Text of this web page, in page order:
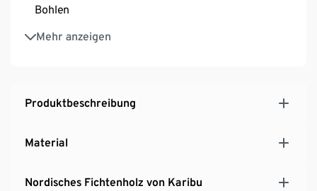
Bohlen
Mehr anzeigen
MADE IN GERMANY
Produktbeschreibung
Material
Nordisches Fichtenholz von Karibu